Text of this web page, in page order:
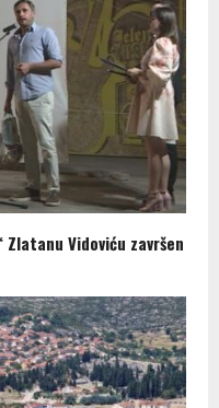
Vidoviću završen